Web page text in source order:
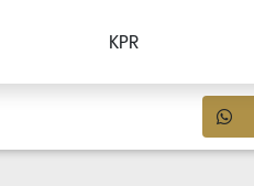
KPR